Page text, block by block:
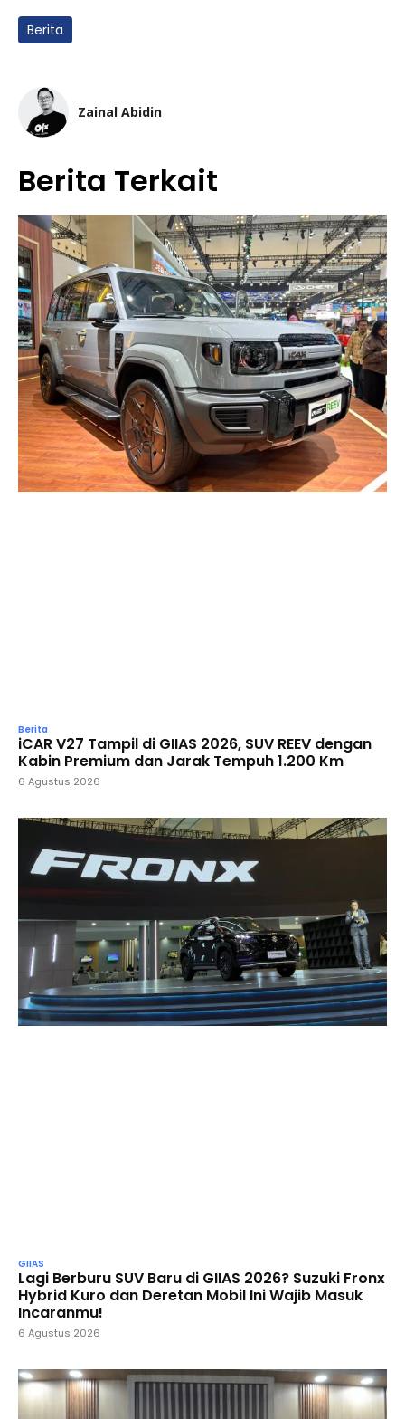
Berita
Zainal Abidin
Berita Terkait
Berita
iCAR V27 Tampil di GIIAS 2026, SUV REEV dengan
Kabin Premium dan Jarak Tempuh 1.200 Km
6 Agustus 2026
GIIAS
Lagi Berburu SUV Baru di GIIAS 2026? Suzuki Fronx
Hybrid Kuro dan Deretan Mobil Ini Wajib Masuk
Incaranmu!
6 Agustus 2026